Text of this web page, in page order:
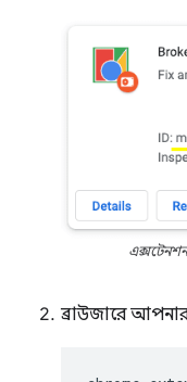
ব্রাউজারে